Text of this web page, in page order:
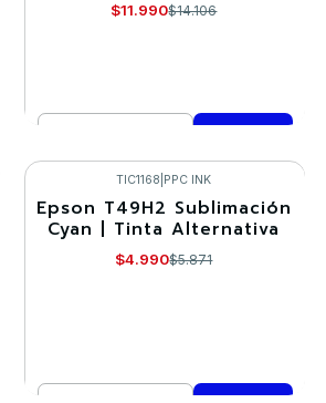
$11.990$14.106
Comprar ahora
-15%
TIC1168 PPC INK
Epson T49H2 Sublimación
Cyan | Tinta Alternativa
$4.990$5.871